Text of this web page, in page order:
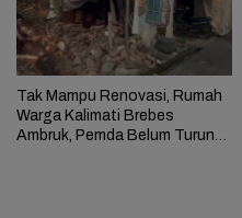
Tak Mampu Renovasi, Rumah
Warga Kalimati Brebes
Ambruk, Pemda Belum Turun